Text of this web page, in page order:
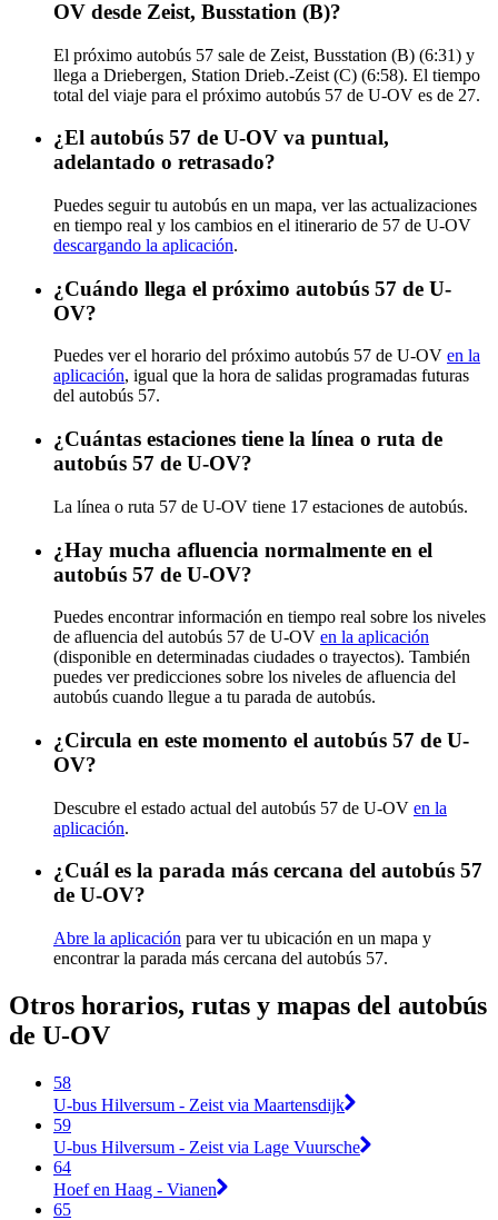
OV desde Zeist, Busstation (B)?
El próximo autobús 57 sale de Zeist, Busstation (B) (6:31) y
llega a Driebergen, Station Drieb.-Zeist (C) (6:58). El tiempo
total del viaje para el próximo autobús 57 de U-OV es de 27.
¿El autobús 57 de U-OV va puntual,
adelantado o retrasado?
Puedes seguir tu autobús en un mapa, ver las actualizaciones
en tiempo real y los cambios en el itinerario de 57 de U-OV
descargando la aplicación.
¿Cuándo llega el próximo autobús 57 de U-
OV?
Puedes ver el horario del próximo autobús 57 de U-OV en la
aplicación, igual que la hora de salidas programadas futuras
del autobús 57.
¿Cuántas estaciones tiene la línea o ruta de
autobús 57 de U-OV?
La línea o ruta 57 de U-OV tiene 17 estaciones de autobús.
¿Hay mucha afluencia normalmente en el
autobús 57 de U-OV?
Puedes encontrar información en tiempo real sobre los niveles
de afluencia del autobús 57 de U-OV en la aplicación
(disponible en determinadas ciudades o trayectos). También
puedes ver predicciones sobre los niveles de afluencia del
autobús cuando llegue a tu parada de autobús.
¿Circula en este momento el autobús 57 de U-
OV?
Descubre el estado actual del autobús 57 de U-OV en la
aplicación.
¿Cuál es la parada más cercana del autobús 57
de U-OV?
Abre la aplicación para ver tu ubicación en un mapa y
encontrar la parada más cercana del autobús 57.
Otros horarios, rutas y mapas del autobús
de U-OV
58
U-bus Hilversum - Zeist via Maartensdijk
59
U-bus Hilversum - Zeist via Lage Vuursche
64
Hoef en Haag - Vianen
65